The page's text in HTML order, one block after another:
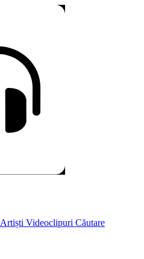
Artiști Videoclipuri Căutare